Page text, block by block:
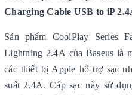
Charging Cable USB to iP
Sản phẩm CoolPlay Series
Lightning 2.4A của Baseus là
các thiết bị Apple hỗ trợ sạc
suất 2.4A. Cáp sạc này sử